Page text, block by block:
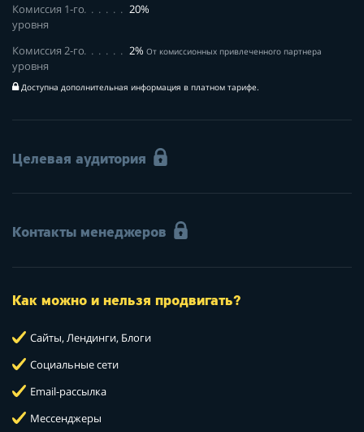
Комиссия 1-го
уровня
20%
Комиссия 2-го
уровня
2%От комиссионных привлеченного партнера
Доступна дополнительная информация в платном тарифе.
Целевая аудитория
Контакты менеджеров
Как можно и нельзя продвигать?
Сайты, Лендинги, Блоги
Социальные сети
Email-рассылка
Мессенджеры